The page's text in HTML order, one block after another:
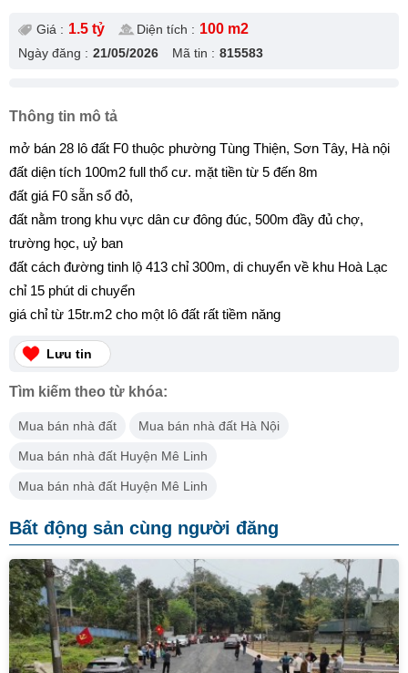
Giá : 1.5 tỷ Diện tích : 100 m2
Ngày đăng : 21/05/2026 Mã tin : 815583
Thông tin mô tả
mở bán 28 lô đất F0 thuộc phường Tùng Thiện, Sơn Tây, Hà nội
đất diện tích 100m2 full thổ cư. mặt tiền từ 5 đến 8m
đất giá F0 sẵn sổ đỏ,
đất nằm trong khu vực dân cư đông đúc, 500m đầy đủ chợ,
trường học, uỷ ban
đất cách đường tinh lộ 413 chỉ 300m, di chuyển về khu Hoà Lạc
chỉ 15 phút di chuyển
giá chỉ từ 15tr.m2 cho một lô đất rất tiềm năng
Lưu tin
Tìm kiếm theo từ khóa:
Mua bán nhà đất Mua bán nhà đất Hà Nội
Mua bán nhà đất Huyện Mê Linh
Mua bán nhà đất Huyện Mê Linh
Bất động sản cùng người đăng